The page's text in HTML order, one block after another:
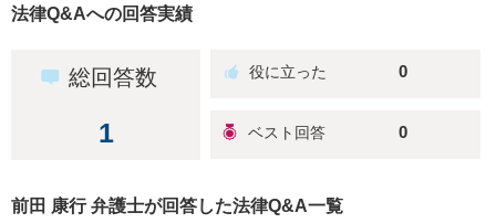
法律Q&Aへの回答実績
総回答数
1
0
0
前田 康行 弁護士が回答した法律Q&A一覧